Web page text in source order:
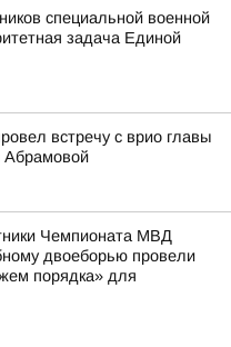
специальной военной
задача Единой
встречу с врио главы
Абрамовой
Чемпионата МВД
двоеборью провели
порядка» для